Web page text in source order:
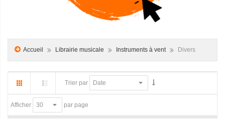
Accueil Librairie musicale Instruments à vent Divers
Trier par
Afficher par page